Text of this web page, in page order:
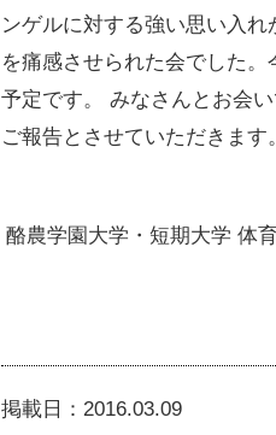
ンゲルに対する強い思い入
を痛感させられた会でした
予定です。 みなさんとお会
ご報告とさせていただきます
酪農学園大学・短期大学 体
掲載日： 2016.03.09